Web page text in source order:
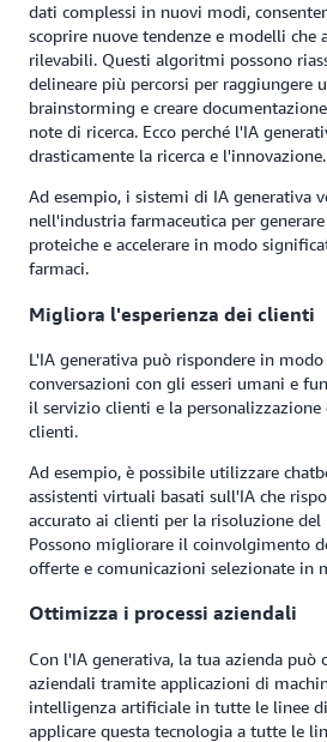
dati complessi in nuovi modi,
scoprire nuove tendenze e modelli che
rilevabili. Questi algoritmi possono
delineare più percorsi per raggiungere
brainstorming e creare
note di ricerca. Ecco perché l'IA
drasticamente la ricerca e l'innovazione.
Ad esempio, i sistemi di IA generativa
nell'industria farmaceutica per
proteiche e accelerare in modo
farmaci.
Migliora l'esperienza dei clienti
L'IA generativa può rispondere in
conversazioni con gli esseri umani e
il servizio clienti e la
clienti.
Ad esempio, è possibile utilizzare
assistenti virtuali basati sull'IA che
accurato ai clienti per la risoluzione
Possono migliorare il coinvolgimento
offerte e comunicazioni selezionate in
Ottimizza i processi aziendali
Con l'IA generativa, la tua azienda può
aziendali tramite applicazioni di
intelligenza artificiale in tutte le linee
applicare questa tecnologia a tutte le